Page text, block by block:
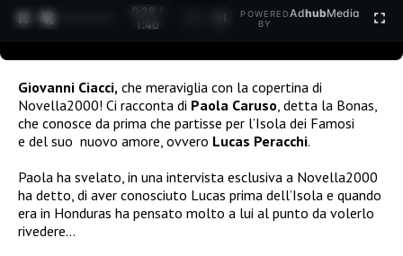
0:30 /
1:40
POWERED
BY
AdhubMedia
Giovanni Ciacci, che meraviglia con la copertina di
Novella2000! Ci racconta di Paola Caruso , detta la Bonas,
che conosce da prima che partisse per l’Isola dei Famosi
e del suo nuovo amore, ovvero Lucas Peracchi.
Paola ha svelato, in una intervista esclusiva a Novella2000
ha detto, di aver conosciuto Lucas prima dell’Isola e quando
era in Honduras ha pensato molto a lui al punto da volerlo
rivedere…